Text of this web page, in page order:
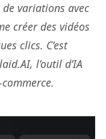
variations avec
créer des vidéos
clics. C’est
l’outil d’IA